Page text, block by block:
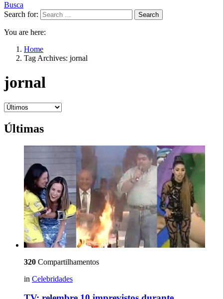
Busca
Search for:
Search
You are here:
Home
Tag Archives: jornal
jornal
Últimas
320 Compartilhamentos
in Celebridades